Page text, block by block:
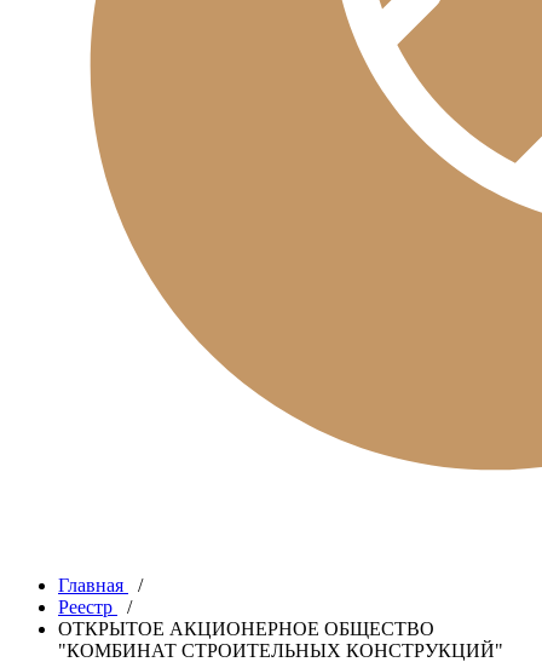
Главная
/
Реестр
/
ОТКРЫТОЕ АКЦИОНЕРНОЕ ОБЩЕСТВО
"КОМБИНАТ СТРОИТЕЛЬНЫХ КОНСТРУКЦИЙ"